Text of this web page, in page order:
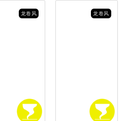
龙卷风 龙卷风